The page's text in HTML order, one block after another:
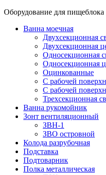
Оборудование для пищеблока
Ванна моечная
Двухсекционная
Двухсекционная
Односекционная
Односекционная
Оцинкованные
С рабочей
С рабочей
Трехсекционная
Ванна рукомойник
Зонт вентиляционный
ЗВН-1
ЗВО островной
Колода разрубочная
Подставка
Подтоварник
Полка металлическая